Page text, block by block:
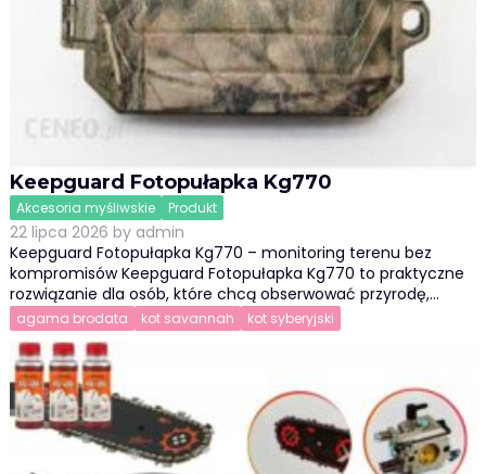
Keepguard Fotopułapka Kg770
Akcesoria myśliwskie Produkt
22 lipca 2026 by admin
Keepguard Fotopułapka Kg770 – monitoring terenu bez
kompromisów Keepguard Fotopułapka Kg770 to praktyczne
rozwiązanie dla osób, które chcą obserwować przyrodę,…
agama brodata kot savannah kot syberyjski